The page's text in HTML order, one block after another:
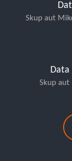
Skup aut
Data
Skup aut